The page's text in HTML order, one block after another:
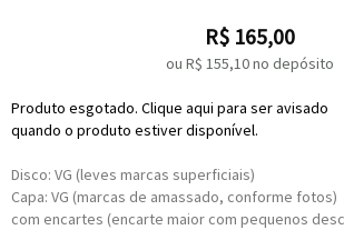
R$ 165,00
ou R$ 155,10no depósito
Produto esgotado. Clique aqui para ser avisado
quando o produto estiver disponível.
Disco: VG (leves marcas superficiais)
Capa: VG (marcas de amassado, conforme fotos)
com encartes (encarte maior com pequenos